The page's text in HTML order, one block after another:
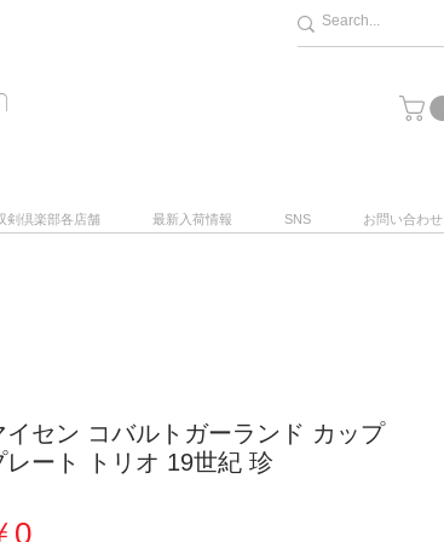
剣倶楽部各店舗 最新入荷情報 SNS お問い合わせ
イセン コバルトガーランド カップ
レート トリオ 19世紀 珍
0価